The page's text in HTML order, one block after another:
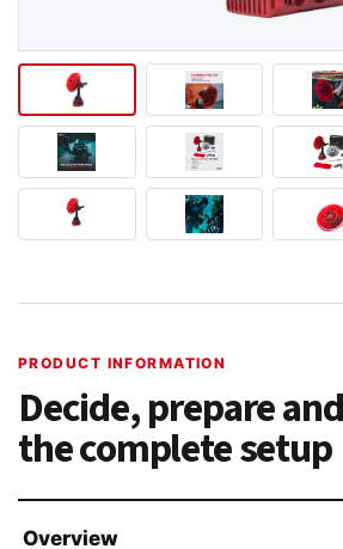
PRODUCT INFORMATION
Decide, prepare
the complete setup
Overview